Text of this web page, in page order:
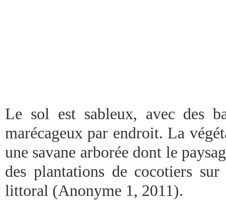
Le sol est sableux, avec des
marécageux par endroit. La
une savane arborée dont le
des plantations de cocotiers
littoral (Anonyme 1, 2011).